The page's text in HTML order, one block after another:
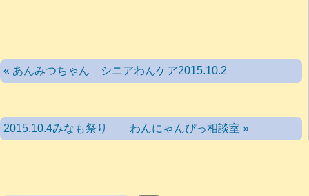
« あんみつちゃん シニアわんケア2015.10.2
2015.10.4みなも祭り わんにゃんぴっ相談室 »